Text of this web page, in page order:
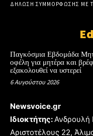
ΔΗΛΩΣΗ ΣΥΜΜΟΡΦΩΣΗΣ ΜΕ
Παγκόσμια Εβδομάδα
οφέλη για μητέρα και
εξακολουθεί να υστερεί
6 Αυγούστου 2026
Newsvoice.gr
Ιδιοκτήτης:
Αριστοτέλους 22,